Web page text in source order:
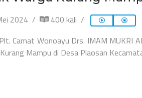
2024
400 kali
Camat Wonoayu Drs. IMAM MUKRI
Mampu di Desa Plaosan